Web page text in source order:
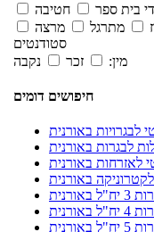
בית ספר
חטיבה
מתרגל
מרצה
סטודנטים
מין:
זכר נקבה
חיפושים דומים
לבגרויות באורנית
לבגרות באורנית
לאזרחות באורנית
באורנית